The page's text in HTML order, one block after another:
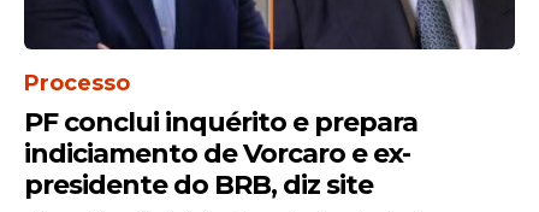
Processo
PF conclui inquérito e prepara
indiciamento de Vorcaro e ex-
presidente do BRB, diz site